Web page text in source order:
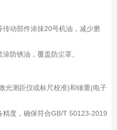
动部件涂抹20号机油，减少磨
防锈油，覆盖防尘罩。
测距仪或标尺校准)和锤重(电子
度，确保符合GB/T 50123-2019